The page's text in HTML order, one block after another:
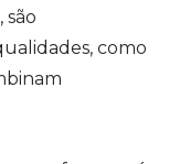
são
como